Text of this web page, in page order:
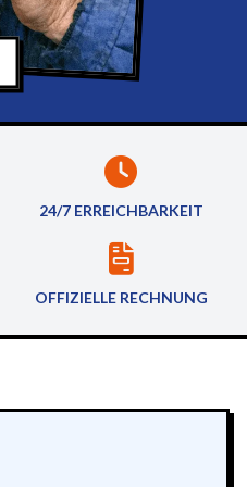
24/7 ERREICHBARKEIT
OFFIZIELLE RECHNUNG